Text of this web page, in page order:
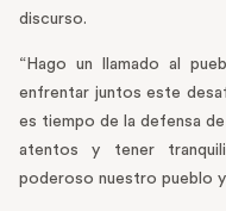
discurso.
“Hago un llamado al
enfrentar juntos este
es tiempo de la defensa
atentos y tener
poderoso nuestro pueblo y